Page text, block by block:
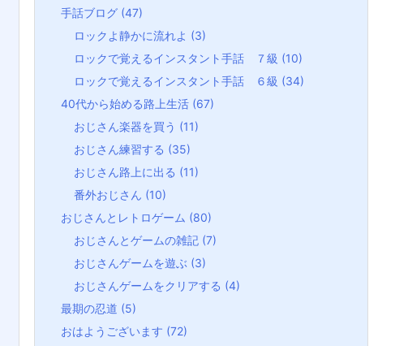
手話ブログ (47)
ロックよ静かに流れよ (3)
ロックで覚えるインスタント手話 ７級 (10)
ロックで覚えるインスタント手話 ６級 (34)
40代から始める路上生活 (67)
おじさん楽器を買う (11)
おじさん練習する (35)
おじさん路上に出る (11)
番外おじさん (10)
おじさんとレトロゲーム (80)
おじさんとゲームの雑記 (7)
おじさんゲームを遊ぶ (3)
おじさんゲームをクリアする (4)
最期の忍道 (5)
おはようございます (72)